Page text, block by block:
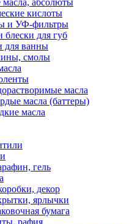
абсолюты
кислоты
и УФ-фильтры
для губ
для ванны
смолы
масла
масла (баттеры)
масла
гель
декор
ярлычки
бумага
рафия